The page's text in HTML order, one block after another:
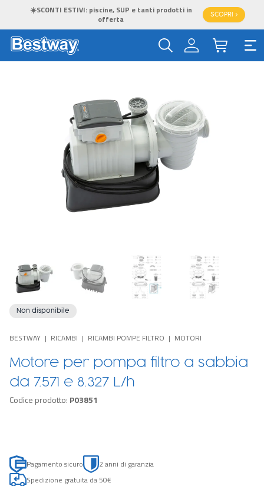
☀️SCONTI ESTIVI: piscine, SUP e tanti prodotti in
offerta
SCOPRI >
Non disponibile
BESTWAY RICAMBI RICAMBI POMPE FILTRO MOTORI
Motore per pompa filtro a sabbia
da 7.571 e 8.327 L/h
Codice prodotto: P03851
Pagamento sicuro
2 anni di garanzia
Spedizione gratuita da 50€